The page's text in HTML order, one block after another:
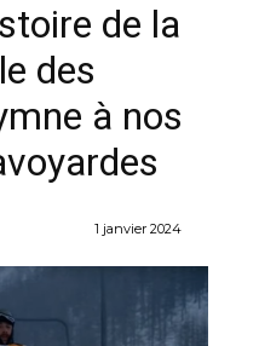
de la
des
à nos
1 janvier 2024